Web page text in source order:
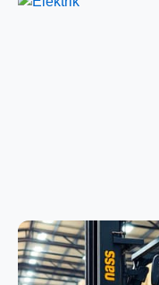
Elektrik